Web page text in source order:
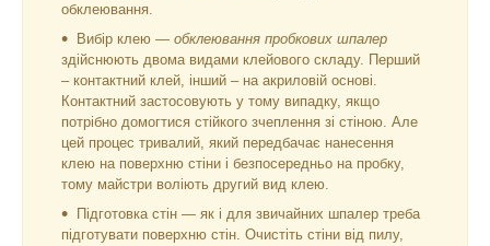
обклеювання.
Вибір клею — обклеювання пробкових шпалер
здійснюють двома видами клейового складу. Перший
– контактний клей, інший – на акриловій основі.
Контактний застосовують у тому випадку, якщо
потрібно домогтися стійкого зчеплення зі стіною. Але
цей процес тривалий, який передбачає нанесення
клею на поверхню стіни і безпосередньо на пробку,
тому майстри воліють другий вид клею.
Підготовка стін — як і для звичайних шпалер треба
підготувати поверхню стін. Очистіть стіни від пилу,